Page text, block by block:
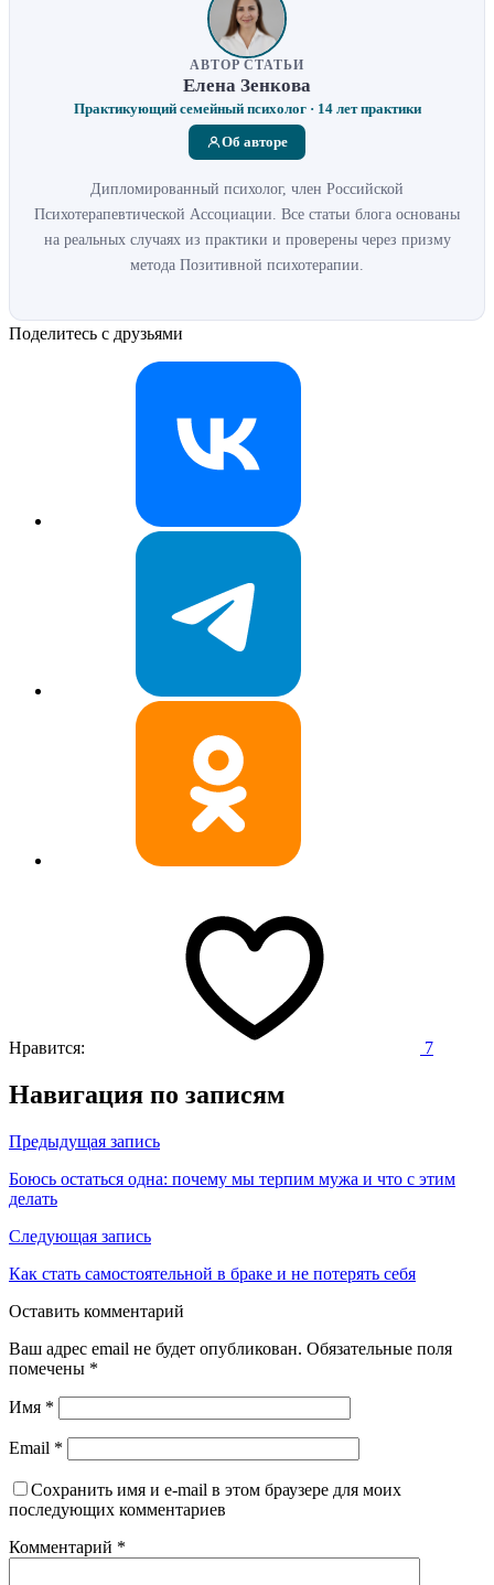
АВТОР СТАТЬИ
Елена Зенкова
Практикующий семейный психолог · 14 лет практики
Об авторе
Дипломированный психолог, член Российской
Психотерапевтической Ассоциации. Все статьи блога основаны
на реальных случаях из практики и проверены через призму
метода Позитивной психотерапии.
Поделитесь с друзьями
Нравится: 7
Навигация по записям
Предыдущая запись
Боюсь остаться одна: почему мы терпим мужа и что с этим
делать
Следующая запись
Как стать самостоятельной в браке и не потерять себя
Оставить комментарий
Ваш адрес email не будет опубликован. Обязательные поля
помечены *
Имя *
Email *
Сохранить имя и e-mail в этом браузере для моих
последующих комментариев
Комментарий *